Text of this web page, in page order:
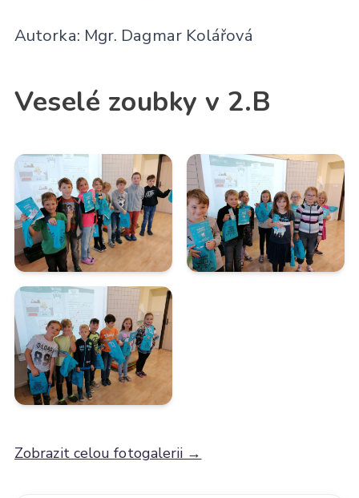
Autorka: Mgr. Dagmar Kolářová
Veselé zoubky v 2.B
Zobrazit celou fotogalerii →